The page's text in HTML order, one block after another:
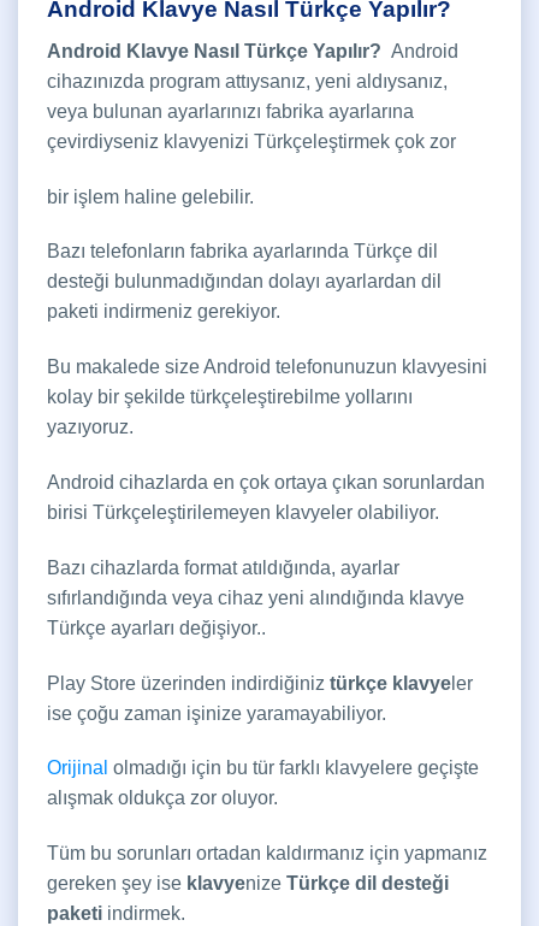
Android Klavye Nasıl Türkçe Yapılır?
Android Klavye Nasıl Türkçe Yapılır? Android
cihazınızda program attıysanız, yeni aldıysanız,
veya bulunan ayarlarınızı fabrika ayarlarına
çevirdiyseniz klavyenizi Türkçeleştirmek çok zor
bir işlem haline gelebilir.
Bazı telefonların fabrika ayarlarında Türkçe dil
desteği bulunmadığından dolayı ayarlardan dil
paketi indirmeniz gerekiyor.
Bu makalede size Android telefonunuzun klavyesini
kolay bir şekilde türkçeleştirebilme yollarını
yazıyoruz.
Android cihazlarda en çok ortaya çıkan sorunlardan
birisi Türkçeleştirilemeyen klavyeler olabiliyor.
Bazı cihazlarda format atıldığında, ayarlar
sıfırlandığında veya cihaz yeni alındığında klavye
Türkçe ayarları değişiyor..
Play Store üzerinden indirdiğiniz türkçe klavye ler
ise çoğu zaman işinize yaramayabiliyor.
Orijinal olmadığı için bu tür farklı klavyelere geçişte
alışmak oldukça zor oluyor.
Tüm bu sorunları ortadan kaldırmanız için yapmanız
gereken şey ise klavyenize Türkçe dil desteği
paketi indirmek.